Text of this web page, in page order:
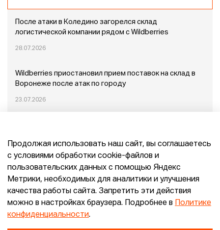
После атаки в Коледино загорелся склад
логистической компании рядом с Wildberries
28.07.2026
Wildberries приостановил прием поставок на склад в
Воронеже после атак по городу
23.07.2026
Конец эпохи маркетплейсов: прогнозы сооснователя
Mr.Doors Максима Валецкого
26.06.2026
Продолжая использовать наш сайт, вы соглашаетесь
с условиями обработки cookie-файлов и
пользовательских данных с помощью Яндекс
Метрики, необходимых для аналитики и улучшения
качества работы сайта. Запретить эти действия
можно в настройках браузера. Подробнее в
Политике
конфиденциальности.